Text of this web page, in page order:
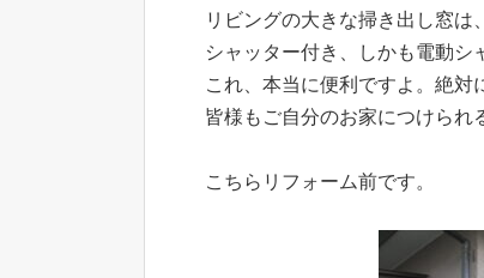
リビングの大きな掃き出し窓は
シャッター付き、しかも電動シ
これ、本当に便利ですよ。絶対
皆様もご自分のお家につけられ
こちらリフォーム前です。